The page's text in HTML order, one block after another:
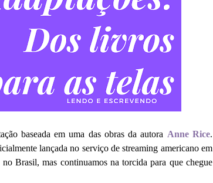
baseada em uma das obras da autora Anne Rice.
lançada no serviço de streaming americano em
Brasil, mas continuamos na torcida para que chegue